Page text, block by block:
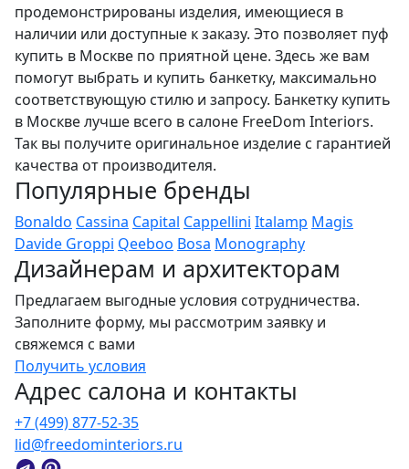
продемонстрированы изделия, имеющиеся в
наличии или доступные к заказу. Это позволяет пуф
купить в Москве по приятной цене. Здесь же вам
помогут выбрать и купить банкетку, максимально
соответствующую стилю и запросу. Банкетку купить
в Москве лучше всего в салоне FreeDom Interiors.
Так вы получите оригинальное изделие с гарантией
качества от производителя.
Популярные бренды
Bonaldo Cassina Capital Cappellini Italamp Magis
Davide Groppi Qeeboo Bosa Monography
Дизайнерам и архитекторам
Предлагаем выгодные условия сотрудничества.
Заполните форму, мы рассмотрим заявку и
свяжемся с вами
Получить условия
Адрес салона и контакты
+7 (499) 877-52-35
lid@freedominteriors.ru